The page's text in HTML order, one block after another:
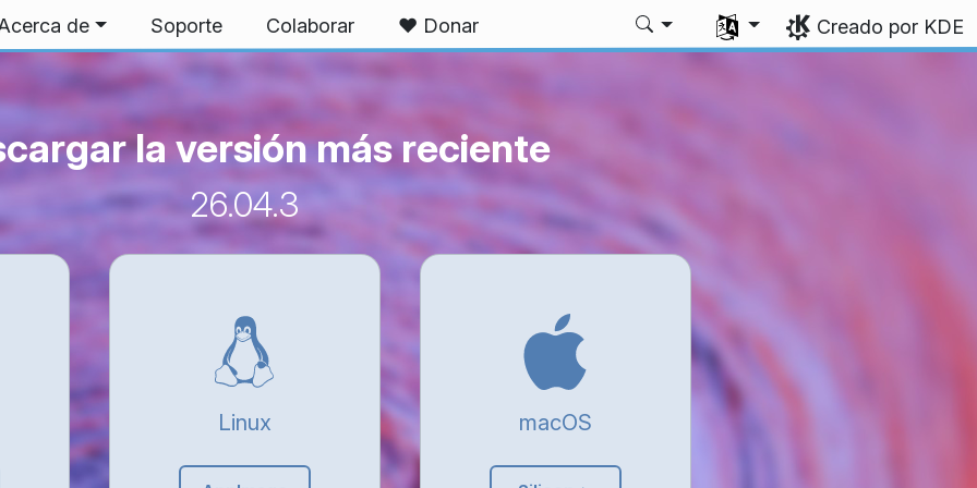
de Soporte Colaborar ❤️ Donar
Seleccione su idioma
Creado por KDE
la versión más reciente
26.04.3
Linux macOS